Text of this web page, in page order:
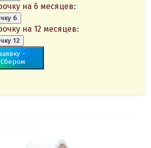
на 6 месяцев:
6
на 12 месяцев:
12
-